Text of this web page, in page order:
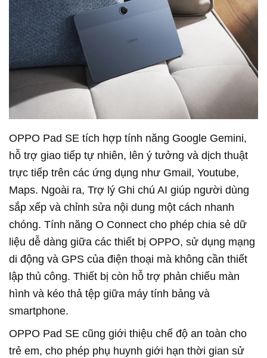
OPPO Pad SE tích hợp tính năng Google Gemini,
hỗ trợ giao tiếp tự nhiên, lên ý tưởng và dịch thuật
trực tiếp trên các ứng dụng như Gmail, Youtube,
Maps. Ngoài ra, Trợ lý Ghi chú AI giúp người dùng
sắp xếp và chỉnh sửa nội dung một cách nhanh
chóng. Tính năng O Connect cho phép chia sẻ dữ
liệu dễ dàng giữa các thiết bị OPPO, sử dụng mạng
di động và GPS của điện thoại mà không cần thiết
lập thủ công. Thiết bị còn hỗ trợ phản chiếu màn
hình và kéo thả tệp giữa máy tính bảng và
smartphone.
OPPO Pad SE cũng giới thiệu chế độ an toàn cho
trẻ em, cho phép phụ huynh giới hạn thời gian sử